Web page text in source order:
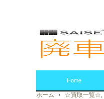
Home
ホーム ☆買取一覧☆,